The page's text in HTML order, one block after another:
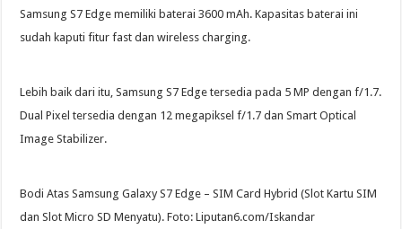
Samsung S7 Edge memiliki baterai 3600 mAh. Kapasitas baterai ini
sudah kaputi fitur fast dan wireless charging.
Lebih baik dari itu, Samsung S7 Edge tersedia pada 5 MP dengan f/1.7.
Dual Pixel tersedia dengan 12 megapiksel f/1.7 dan Smart Optical
Image Stabilizer.
Bodi Atas Samsung Galaxy S7 Edge – SIM Card Hybrid (Slot Kartu SIM
dan Slot Micro SD Menyatu). Foto: Liputan6.com/Iskandar